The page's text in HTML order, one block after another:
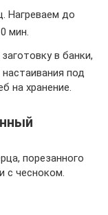
Нагреваем до
мин.
в банки,
под
на хранение.
порезанного
с чесноком.